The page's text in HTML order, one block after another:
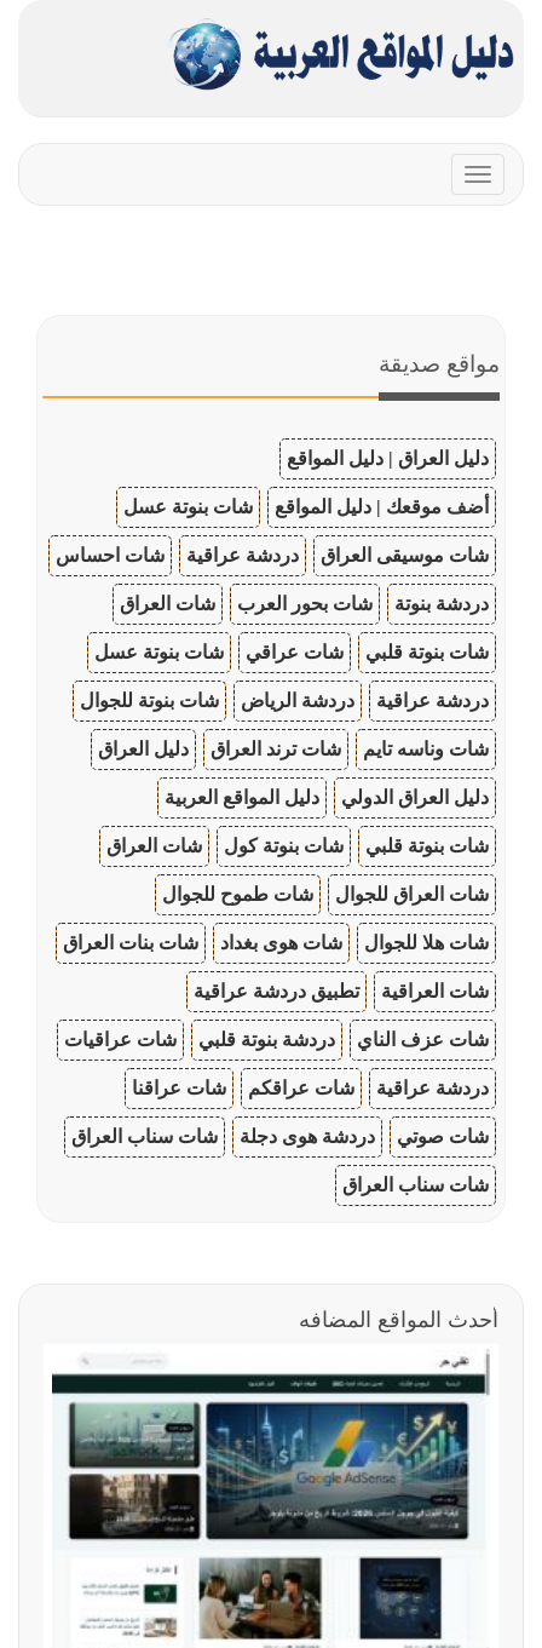
Toggle
navigation
مواقع صديقة
دليل العراق | دليل المواقع
أضف موقعك | دليل المواقع شات بنوتة عسل
شات موسيقى العراق دردشة عراقية شات احساس
دردشة بنوتة شات بحور العرب شات العراق
شات بنوتة قلبي شات عراقي شات بنوتة عسل
دردشة عراقية دردشة الرياض شات بنوتة للجوال
شات وناسه تايم شات ترند العراق دليل العراق
دليل العراق الدولي دليل المواقع العربية
شات بنوتة قلبي شات بنوتة كول شات العراق
شات العراق للجوال شات طموح للجوال
شات هلا للجوال شات هوى بغداد شات بنات العراق
شات العراقية تطبيق دردشة عراقية
شات عزف الناي دردشة بنوتة قلبي شات عراقيات
دردشة عراقية شات عراقكم شات عراقنا
شات صوتي دردشة هوى دجلة شات سناب العراق
شات سناب العراق
أحدث المواقع المضافه